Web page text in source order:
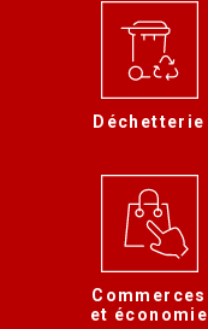
Déchetterie
Commerces
et économie